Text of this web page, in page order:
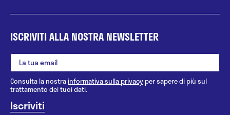
ISCRIVITI ALLA NOSTRA NEWSLETTER
Consulta la nostrainformativa sulla privacy per sapere di più sul
trattamento dei tuoi dati.